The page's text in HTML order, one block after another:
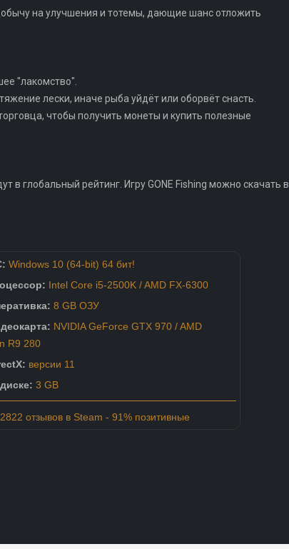
на улучшения и тотемы, дающие шанс отложить
"лакомство".
лески, иначе рыба уйдёт или оборвёт снасть.
чтобы получить монеты и купить полезные
глобальный рейтинг. Игру GONE Fishing можно скачать в
Windows 10 (64-bit) 64 бит!
Intel Core i5-2500K / AMD FX-6300
8 GB ОЗУ
NVIDIA GeForce GTX 970 / AMD
R9 280
версии 11
3 GB
отзывов в Steam - 91% позитивные